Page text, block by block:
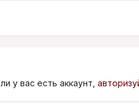
у вас есть аккаунт,